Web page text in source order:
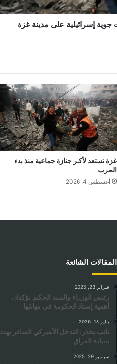
إسرائيلية على مدينة غزة
غزة تستعد لأكبر جنازة جماعية منذ بدء
الحرب
أغسطس 4, 2026
المقالات الشائعة
فبراير 23, 2025
‌‏رئيس الوزراء والسيد الحكيم يؤكدان
أهمية إسناد الحكومة في مهامّها
يناير 18, 2026
نائب يحذر: التدخل الأميركي السافر يهدد
سيادة العراق
سبتمبر 29, 2025